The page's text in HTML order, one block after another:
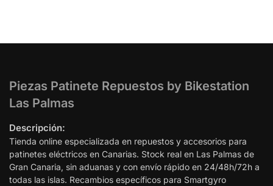
Piezas Patinete Repuestos by Bikestation
Las Palmas
Descripción:
Tienda online especializada en repuestos y accesorios para
patinetes eléctricos en Canarias. Stock real en Las Palmas de
Gran Canaria, sin aduanas y con envío rápido en 24/48h/72h a
todas las islas. Recambios específicos para Smartgyro